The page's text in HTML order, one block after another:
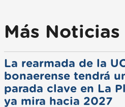
Más Noticias
La rearmada de la
bonaerense tendrá
parada clave en La
ya mira hacia 2027